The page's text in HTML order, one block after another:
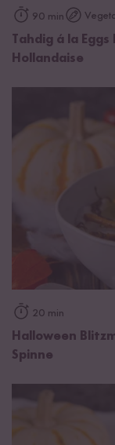
90 min
Tahdig á la
Hollandaise
20 min
Halloween
Spinne